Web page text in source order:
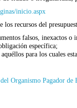
inicio.aspx
los recursos del
falsos, inexactos o
específica;
para los cuales
Organismo Pagador de